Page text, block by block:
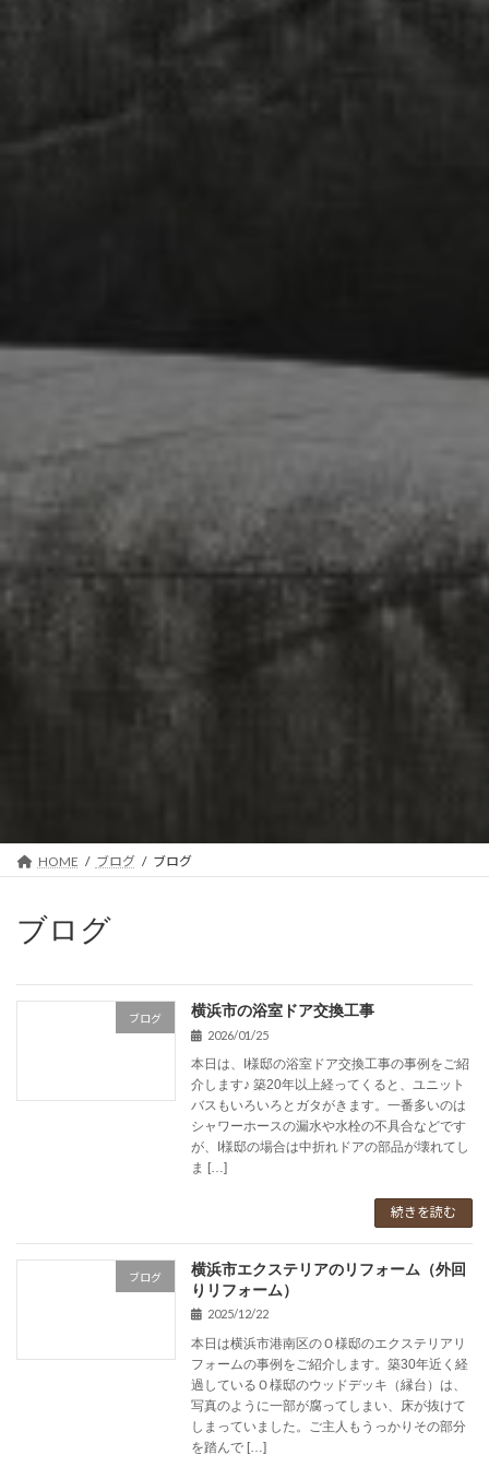
HOME ブログ ブログ
ブログ
ブログ 横浜市の浴室ドア交換工事
2026/01/25
本日は、I様邸の浴室ドア交換工事の事例をご紹
介します♪ 築20年以上経ってくると、ユニット
バスもいろいろとガタがきます。一番多いのは
シャワーホースの漏水や水栓の不具合などです
が、I様邸の場合は中折れドアの部品が壊れてし
ま […]
続きを読む
ブログ
横浜市エクステリアのリフォーム（外回
りリフォーム）
2025/12/22
本日は横浜市港南区のＯ様邸のエクステリアリ
フォームの事例をご紹介します。築30年近く経
過しているＯ様邸のウッドデッキ（縁台）は、
写真のように一部が腐ってしまい、床が抜けて
しまっていました。ご主人もうっかりその部分
を踏んで […]